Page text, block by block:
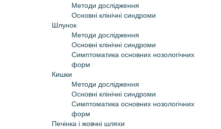
Методи дослідження
Основні клінічні синдроми
Шлунок
Методи дослідження
Основні клінічні синдроми
Симптоматика основних нозологічних
форм
Кишки
Методи дослідження
Основні клінічні синдроми
Симптоматика основних нозологічних
форм
Печінка і жовчні шляхи